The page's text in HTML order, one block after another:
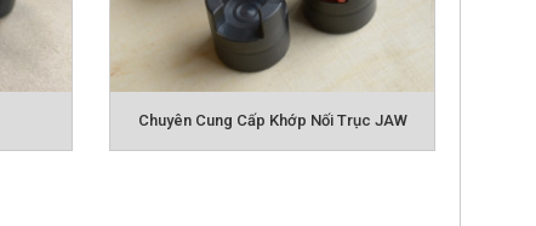
Chuyên Cung Cấp Khớp Nối Trục JAW